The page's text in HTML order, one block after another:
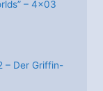
– 4×03
– Der Griffin-